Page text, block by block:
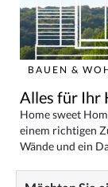
BAUEN &
Alles für Ihr
Home sweet
einem richtigen
Wände und ein